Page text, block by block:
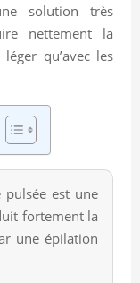
solution très
nettement la
qu’avec les
pulsée est une
fortement la
une épilation